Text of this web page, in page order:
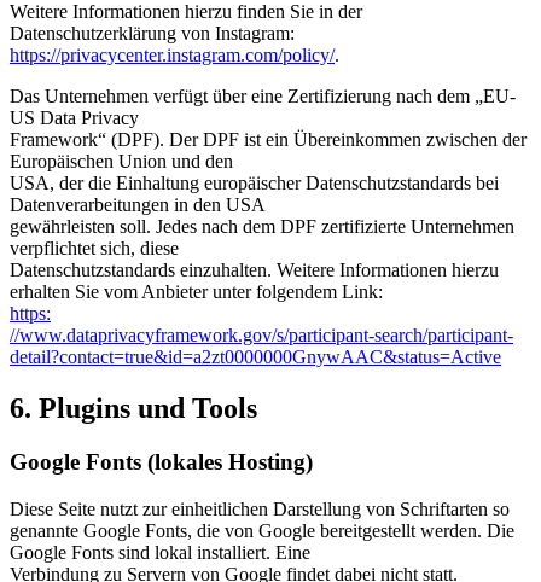
Weitere Informationen hierzu finden Sie in der
Datenschutzerklärung von Instagram:
https://privacycenter.instagram.com/policy/.
Das Unternehmen verfügt über eine Zertifizierung nach dem „EU-
US Data Privacy
Framework“ (DPF). Der DPF ist ein Übereinkommen zwischen der
Europäischen Union und den
USA, der die Einhaltung europäischer Datenschutzstandards bei
Datenverarbeitungen in den USA
gewährleisten soll. Jedes nach dem DPF zertifizierte Unternehmen
verpflichtet sich, diese
Datenschutzstandards einzuhalten. Weitere Informationen hierzu
erhalten Sie vom Anbieter unter folgendem Link:
https:
//www.dataprivacyframework.gov/s/participant-search/participant-
detail?contact=true&id=a2zt0000000GnywAAC&status=Active
6. Plugins und Tools
Google Fonts (lokales Hosting)
Diese Seite nutzt zur einheitlichen Darstellung von Schriftarten so
genannte Google Fonts, die von Google bereitgestellt werden. Die
Google Fonts sind lokal installiert. Eine
Verbindung zu Servern von Google findet dabei nicht statt.